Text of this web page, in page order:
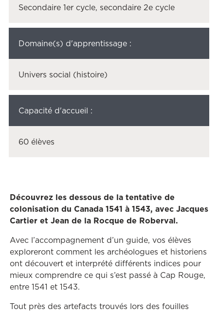
Secondaire 1er cycle, secondaire 2e cycle
Domaine(s) d'apprentissage :
Univers social (histoire)
Capacité d'accueil :
60 élèves
Découvrez les dessous de la tentative de
colonisation du Canada 1541 à 1543, avec Jacques
Cartier et Jean de la Rocque de Roberval.
Avec l’accompagnement d’un guide, vos élèves
exploreront comment les archéologues et historiens
ont découvert et interprété différents indices pour
mieux comprendre ce qui s’est passé à Cap Rouge,
entre 1541 et 1543.
Tout près des artefacts trouvés lors des fouilles